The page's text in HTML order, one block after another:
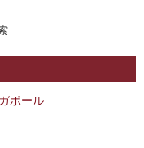
ポール